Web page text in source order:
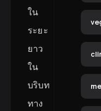
ใน
ระยะ
ยาว
ใน
บริบท
ทาง